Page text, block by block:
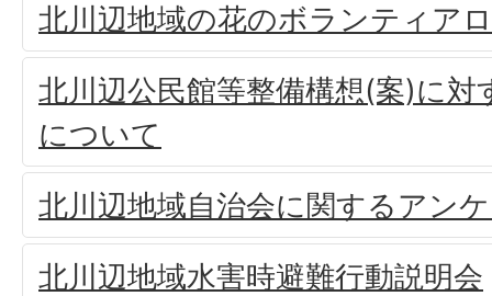
北川辺地域の花のボランティア
北川辺公民館等整備構想(案)に対
について
北川辺地域自治会に関するアン
北川辺地域水害時避難行動説明会